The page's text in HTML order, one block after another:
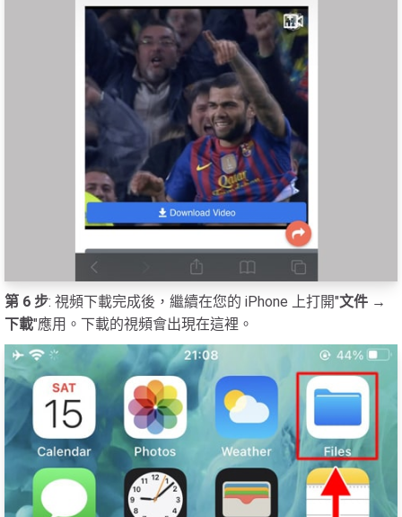
第 6 步: 視頻下載完成後，繼續在您的 iPhone 上打開"文件 →
下載"應用。下載的視頻會出現在這裡。